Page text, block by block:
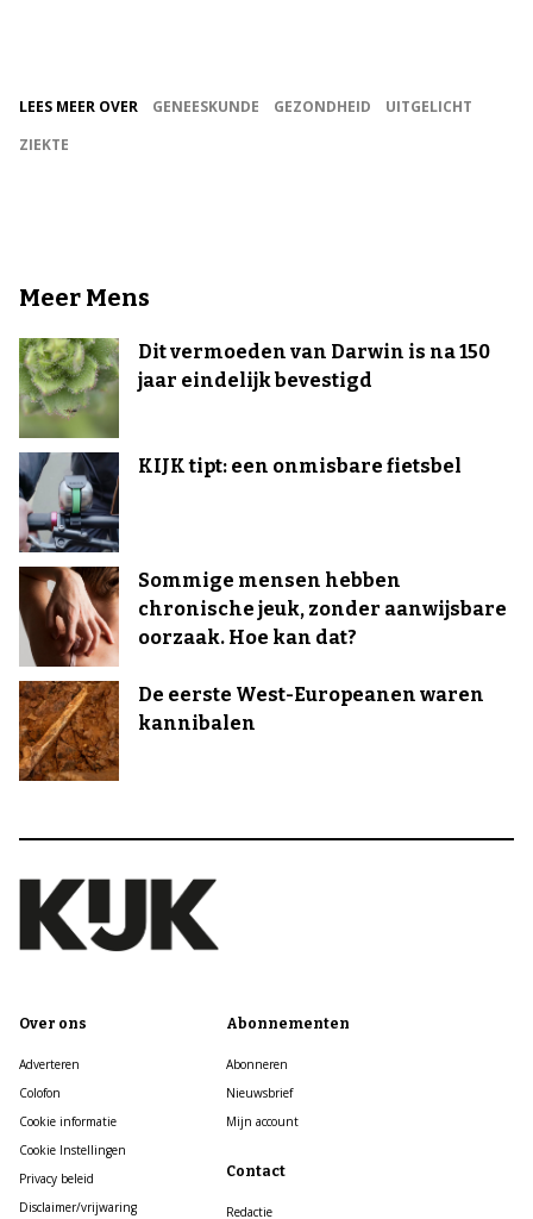
LEES MEER OVER GENEESKUNDE GEZONDHEID
UITGELICHT
ZIEKTE
Meer Mens
Dit vermoeden van Darwin is na 150
jaar eindelijk bevestigd
KIJK tipt: een onmisbare fietsbel
Sommige mensen hebben
chronische jeuk, zonder aanwijsbare
oorzaak. Hoe kan dat?
De eerste West-Europeanen waren
kannibalen
Over ons
Adverteren
Colofon
Cookie informatie
Cookie Instellingen
Privacy beleid
Disclaimer/vrijwaring
Abonnementen
Abonneren
Nieuwsbrief
Mijn account
Contact
Redactie